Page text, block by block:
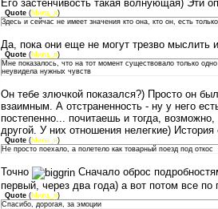
Его застенчивость такая волнующая) Эти
Quote (Мила_я)
Здесь и сейчас не имеет значения кто она, кто он, есть
Да, пока они еще не могут трезво мыслить
Quote (Мила_я)
Мне показалось, что на тот момент существовало только
неувидела нужных чувств
Он тебе злючкой показался?) Просто он
взаимным. А отстраненность - ну у него
постепенно... почитаешь и тогда,
другой. У них отношения нелегкие)
Quote (Мила_я)
Не просто поехало, а полетело как товарный поезд под откос
Точно
Сначало оброс
первый, через два года) а вот потом все
Quote (Мила_я)
Спасибо, дорогая, за эмоции